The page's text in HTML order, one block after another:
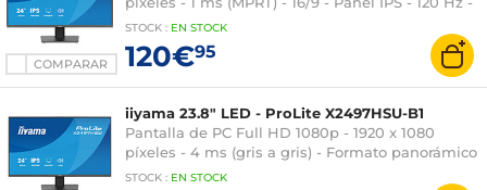
COMPARAR
Adaptive-Sync - HDMI/DisplayPort -
Concentrador USB - Negro
STOCK : EN STOCK
120€95
iiyama 23.8" LED - ProLite X2497HSU-B1
Pantalla de PC Full HD 1080p - 1920 x 1080
píxeles - 4 ms (gris a gris) - Formato panorámico
16/9 - Panel IPS - 120 Hz - Adaptive-Sync -
STOCK : EN STOCK